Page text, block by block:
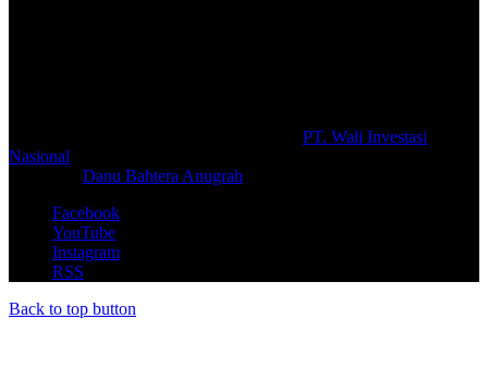
PT. Wali Investasi
Nasional
Danu Bahtera Anugrah
Facebook
YouTube
Instagram
RSS
Back to top button